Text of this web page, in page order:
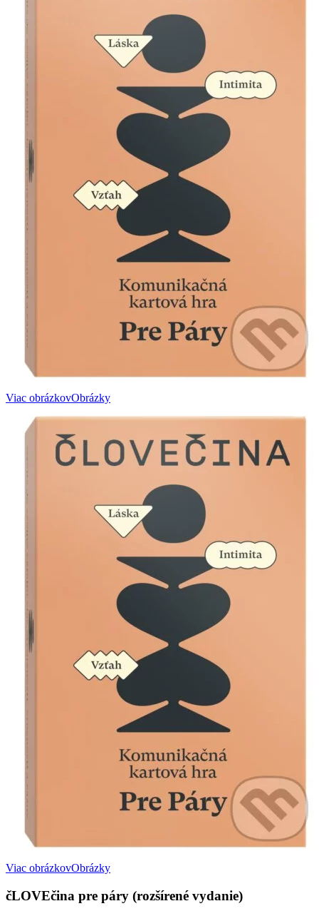
Viac obrázkovObrázky
Viac obrázkovObrázky
čLOVEčina pre páry (rozšírené vydanie)